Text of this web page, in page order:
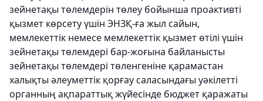
зейнетақы төлемдерін төлеу бойынша проактивті
қызмет көрсету үшін ЭНЗҚ-ға жыл сайын,
мемлекеттік немесе мемлекеттік қызмет өтілі үшін
зейнетақы төлемдері бар-жоғына байланысты
зейнетақы төлемдері төленгеніне қарамастан
халықты әлеуметтік қорғау саласындағы уәкілетті
органның ақпараттық жүйесінде бюджет қаражаты